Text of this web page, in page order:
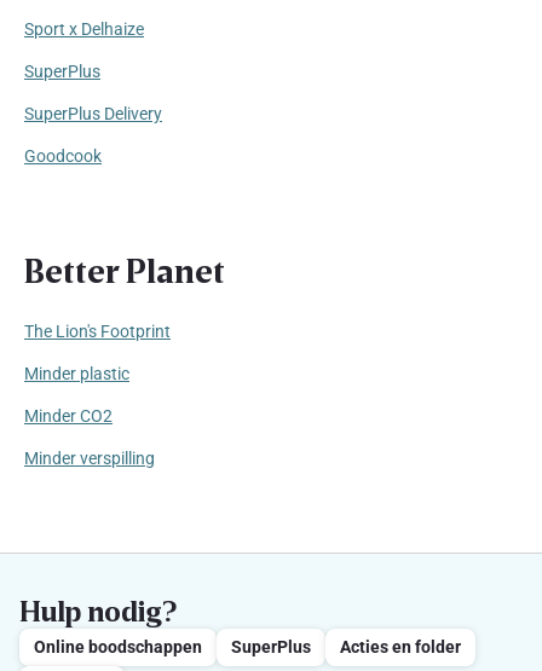
Sport x Delhaize
SuperPlus
SuperPlus Delivery
Goodcook
Better Planet
The Lion's Footprint
Minder plastic
Minder CO2
Minder verspilling
Hulp nodig?
Online boodschappen SuperPlus
Acties en folder